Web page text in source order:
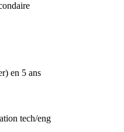
en 5 ans
tech/eng